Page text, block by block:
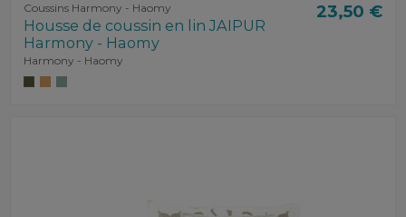
Coussins Harmony - Haomy
Housse de coussin en lin JAIPUR
Harmony - Haomy
Harmony - Haomy
23,50 €